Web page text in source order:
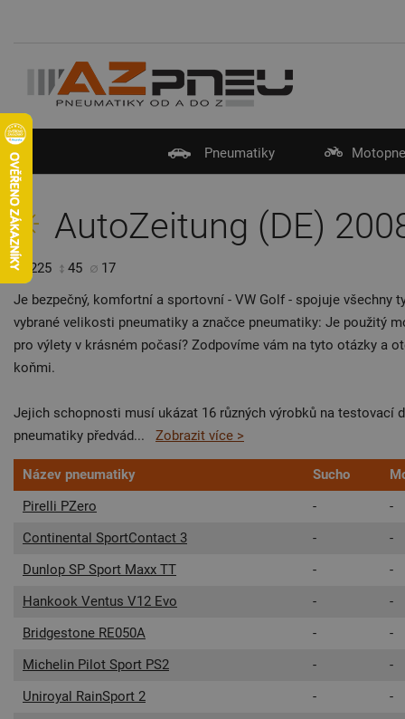
Pneumatiky
AutoZeitung (DE)
225 45
17
Je bezpečný, komfortní a sportovní - VW Golf - spojuje všechny
vybrané velikosti pneumatiky a značce pneumatiky: Je použitý
pro výlety v krásném počasí? Zodpovíme vám na tyto otázky a
koňmi.
Jejich schopnosti musí ukázat 16 různých výrobků na testovací
pneumatiky předvád... Zobrazit více >
Název pneumatiky Sucho
Pirelli PZero
- -
Continental SportContact 3
- -
Dunlop SP Sport Maxx TT
- -
Hankook Ventus V12 Evo
- -
Bridgestone RE050A
- -
Michelin Pilot Sport PS2
- -
Uniroyal RainSport 2
- -